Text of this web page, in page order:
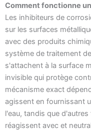
Comment fonctionne
Les inhibiteurs de
sur les surfaces
avec des produits
système de traitement
s'attachent à la surface
invisible qui protège
mécanisme exact
agissent en fournissant
l'eau, tandis que
réagissent avec et